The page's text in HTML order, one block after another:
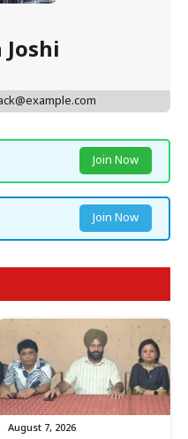
Joshi
Join Now
Join Now
August 7, 2026